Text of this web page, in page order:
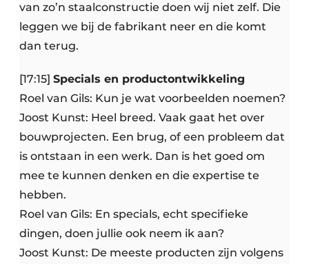
van zo’n staalconstructie doen wij niet zelf. Die
leggen we bij de fabrikant neer en die komt
dan terug.
[17:15] Specials en productontwikkeling
Roel van Gils: Kun je wat voorbeelden noemen?
Joost Kunst: Heel breed. Vaak gaat het over
bouwprojecten. Een brug, of een probleem dat
is ontstaan in een werk. Dan is het goed om
mee te kunnen denken en die expertise te
hebben.
Roel van Gils: En specials, echt specifieke
dingen, doen jullie ook neem ik aan?
Joost Kunst: De meeste producten zijn volgens